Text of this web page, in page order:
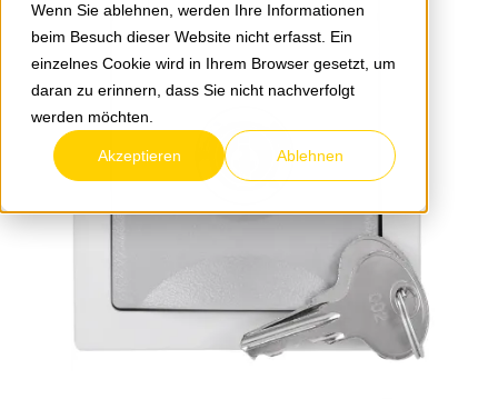
Wenn Sie ablehnen, werden Ihre Informationen
beim Besuch dieser Website nicht erfasst. Ein
einzelnes Cookie wird in Ihrem Browser gesetzt, um
daran zu erinnern, dass Sie nicht nachverfolgt
werden möchten.
Akzeptieren Ablehnen